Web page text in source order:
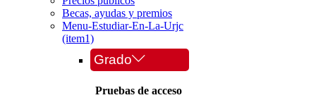
Becas, ayudas y premios
Menu-Estudiar-En-La-Urjc
(item1)
Grado
Pruebas de acceso